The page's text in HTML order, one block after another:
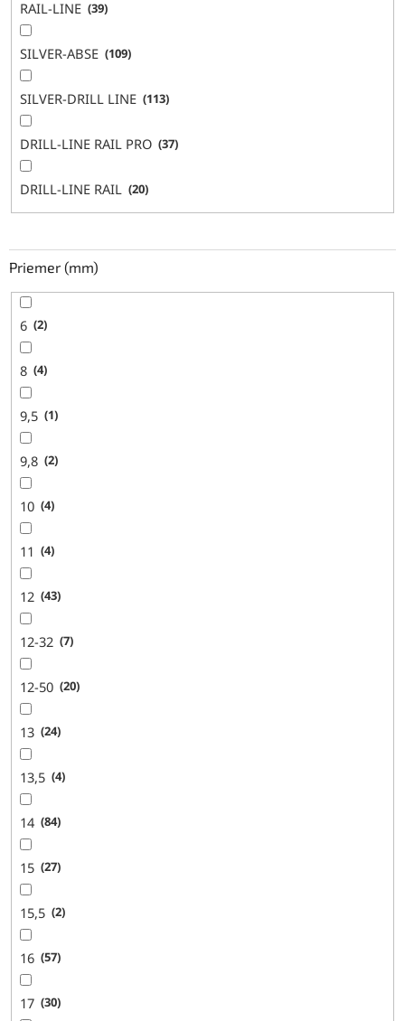
RAIL-LINE 39
SILVER-ABSE 109
SILVER-DRILL LINE 113
DRILL-LINE RAIL PRO 37
DRILL-LINE RAIL 20
Priemer (mm)
6 2
8 4
9,5 1
9,8 2
10 4
11 4
12 43
12-32 7
12-50 20
13 24
13,5 4
14 84
15 27
15,5 2
16 57
17 30